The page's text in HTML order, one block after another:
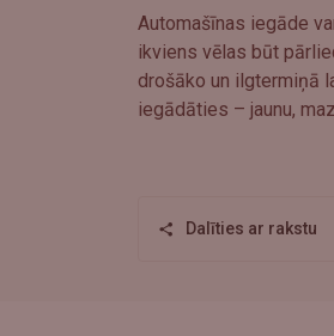
Automašīnas iegāde
ikviens vēlas būt
drošāko un ilgtermiņā
iegādāties – jaunu,
Dalīties ar rakstu